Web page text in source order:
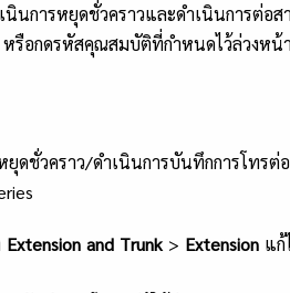
นการหยุดชั่วคราวและดำเนินการต่อส
รือกดรหัสคุณสมบัติที่กำหนดไว้ล่วงหน้า
ดชั่วคราว/ดำเนินการบันทึกการโทร
Extension and Trunk > Extension แก้